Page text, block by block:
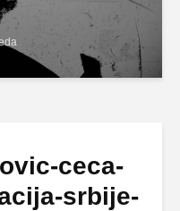
ceca-
srbije-